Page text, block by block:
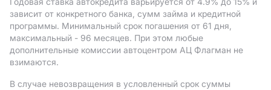
зависит от конкретного банка, сумм займа и кредитной
программы. Минимальный срок погашения от 61 дня,
максимальный - 96 месяцев. При этом любые
дополнительные комиссии автоцентром АЦ Флагман не
взимаются.
В случае невозвращения в условленный срок суммы